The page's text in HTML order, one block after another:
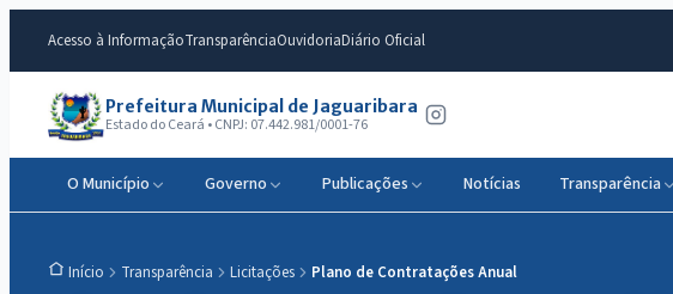
Acesso à InformaçãoTransparênciaOuvidoriaDiário Oficial
Prefeitura Municipal de Jaguaribara
Estado do Ceará • CNPJ: 07.442.981/0001-76
O Município Governo Publicações Notícias Transparência
Início Transparência Licitações Plano de Contratações Anual